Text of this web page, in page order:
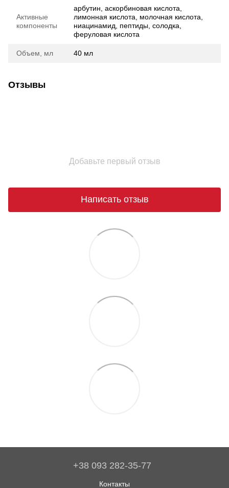
Активные
компоненты
арбутин, аскорбиновая кислота,
лимонная кислота, молочная кислота,
ниацинамид, пептиды, солодка,
феруловая кислота
Объем, мл 40 мл
Отзывы
Добавьте первый отзыв
Написать отзыв
+38 093 282-35-77
Контакты